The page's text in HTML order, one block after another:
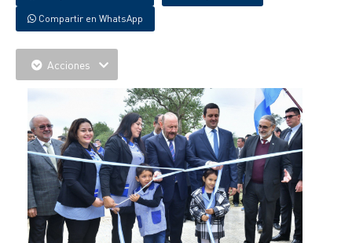
Compartir en WhatsApp
Acciones